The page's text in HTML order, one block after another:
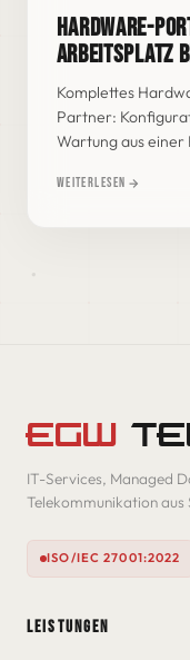
LATITUDE
DISPLAY
HARDWARE-
ARBEITSPLATZ
Komplettes
Partner:
Wartung aus einer
Weiterlesen
EGW
IT-Services, Managed
Telekommunikation
ISO/IEC 27001:2022
LEISTUNGEN